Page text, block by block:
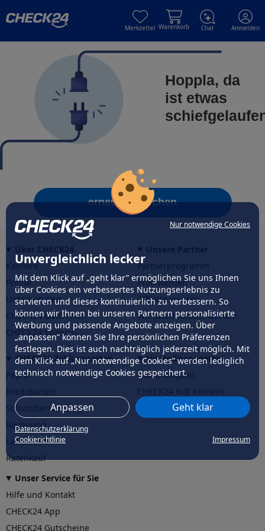
Nur notwendige Cookies
Unvergleichlich lecker
Mit dem Klick auf „geht klar” ermöglichen Sie uns Ihnen
über Cookies ein verbessertes Nutzungserlebnis zu
servieren und dieses kontinuierlich zu verbessern. So
können wir Ihnen bei unseren Partnern personalisierte
Werbung und passende Angebote anzeigen. Über
„anpassen” können Sie Ihre persönlichen Präferenzen
festlegen. Dies ist auch nachträglich jederzeit möglich. Mit
dem Klick auf „Nur notwendige Cookies” werden lediglich
technisch notwendige Cookies gespeichert.
Anpassen Geht klar
Datenschutzerklärung
Cookierichtlinie
Impressum
Merkzettel Warenkorb Chat Anmelden
Hoppla, da
ist etwas
erneut versuchen
Karriere
Presse
Unternehmen
CHECK24 Österreich
CHECK24 Spanien
Partnerprogramm
Profi werden
Affiliate werden
Werkstattpartner werden
CHECK24 Zahlungsarten
PayPal
Sofortüberweisung
Rechnung
Lastschrift
Ratenkauf
Unser Engagement
Nachhaltigkeit
CHECK24hilftder Natur
Unser Service für Sie
Hilfe und Kontakt
CHECK24 App
CHECK24 Gutscheine